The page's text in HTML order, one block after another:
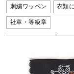
刺繍ワッペン 衣類
社章・等級章